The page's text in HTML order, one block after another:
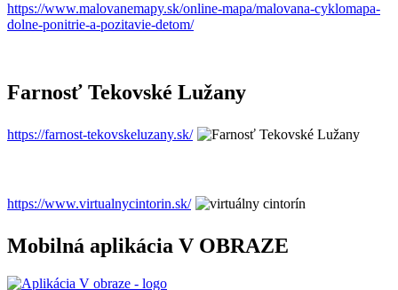
https://www.malovanemapy.sk/online-mapa/malovana-cyklomapa-
dolne-ponitrie-a-pozitavie-detom/
Farnosť Tekovské Lužany
https://farnost-tekovskeluzany.sk/
https://www.virtualnycintorin.sk/
Mobilná aplikácia V OBRAZE